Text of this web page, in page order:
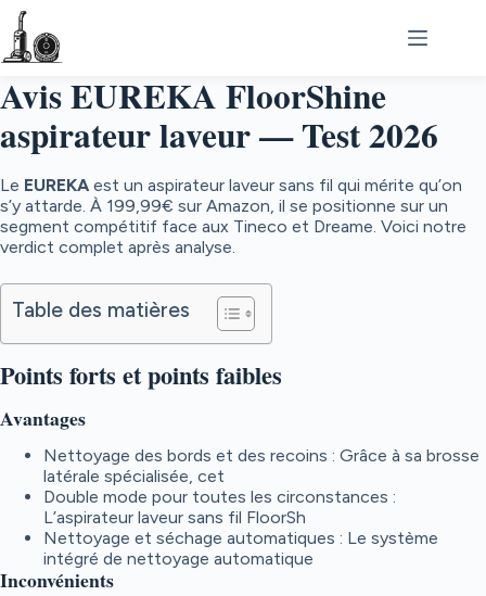
Passer
au
contenu
Avis EUREKA FloorShine
aspirateur laveur — Test 2026
Le EUREKA est un aspirateur laveur sans fil qui mérite qu’on
s’y attarde. À 199,99€ sur Amazon, il se positionne sur un
segment compétitif face aux Tineco et Dreame. Voici notre
verdict complet après analyse.
Table des matières
Points forts et points faibles
Avantages
Nettoyage des bords et des recoins : Grâce à sa brosse
latérale spécialisée, cet
Double mode pour toutes les circonstances :
L’aspirateur laveur sans fil FloorSh
Nettoyage et séchage automatiques : Le système
intégré de nettoyage automatique
Inconvénients